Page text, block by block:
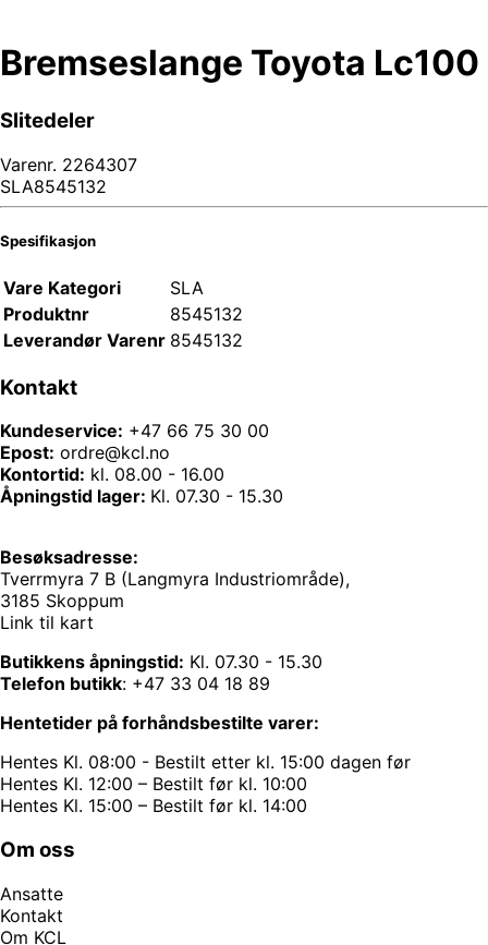
Bremseslange Toyota Lc100
Slitedeler
Varenr. 2264307
SLA8545132
Spesifikasjon
Vare Kategori
SLA
Produktnr
8545132
Leverandør Varenr 8545132
Kontakt
Kundeservice: +47 66 75 30 00
Epost: ordre@kcl.no
Kontortid: kl. 08.00 - 16.00
Åpningstid lager: Kl. 07.30 - 15.30
Besøksadresse:
Tverrmyra 7 B (Langmyra Industriområde),
3185 Skoppum
Link til kart
Butikkens åpningstid: Kl. 07.30 - 15.30
Telefon butikk: +47 33 04 18 89
Hentetider på forhåndsbestilte varer:
Hentes Kl. 08:00 - Bestilt etter kl. 15:00 dagen før
Hentes Kl. 12:00 – Bestilt før kl. 10:00
Hentes Kl. 15:00 – Bestilt før kl. 14:00
Om oss
Ansatte
Kontakt
Om KCL